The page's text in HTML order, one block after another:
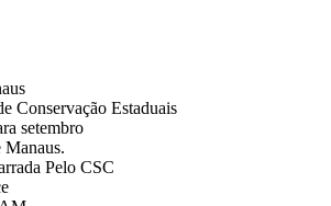
Conservação Estaduais
setembro
Manaus.
Pelo CSC